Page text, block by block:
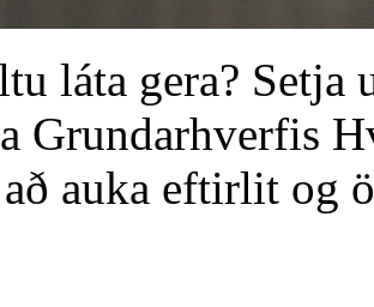
láta gera? Setja
Grundarhverfis
auka eftirlit og